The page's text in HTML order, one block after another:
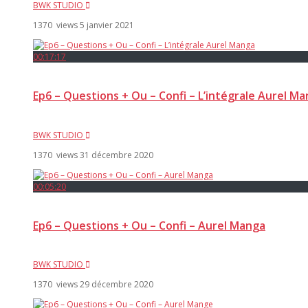
BWK STUDIO
1370 views5 janvier 2021
00:17:17
Ep6 – Questions + Ou – Confi – L’intégrale Aurel
BWK STUDIO
1370 views31 décembre 2020
00:05:20
Ep6 – Questions + Ou – Confi – Aurel Manga
BWK STUDIO
1370 views29 décembre 2020